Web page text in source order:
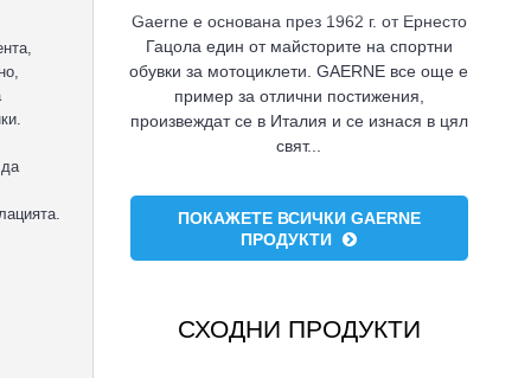
Gaerne е основана през 1962 г. от Ернесто
Гацола един от майсторите на спортни
обувки за мотоциклети. GAERNE все още е
пример за отлични постижения,
произвеждат се в Италия и се изнася в цял
свят...
ПОКАЖЕТЕ ВСИЧКИ GAERNE
ПРОДУКТИ
СХОДНИ ПРОДУКТИ